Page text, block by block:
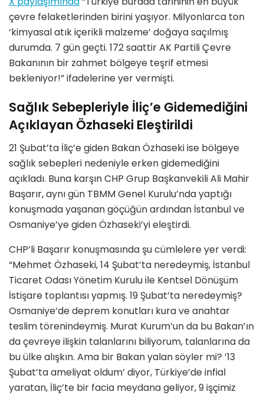
çevre felaketlerinden birini yaşıyor. Milyonlarca ton
‘kimyasal atık içerikli malzeme’ doğaya saçılmış
durumda. 7 gün geçti. 172 saattir AK Partili Çevre
Bakanının bir zahmet bölgeye teşrif etmesi
bekleniyor!” ifadelerine yer vermişti.
Sağlık Sebepleriyle İliç’e Gidemediğini
Açıklayan Özhaseki Eleştirildi
21 Şubat’ta İliç’e giden Bakan Özhaseki ise bölgeye
sağlık sebepleri nedeniyle erken gidemediğini
açıkladı. Buna karşın CHP Grup Başkanvekili Ali Mahir
Başarır, aynı gün TBMM Genel Kurulu’nda yaptığı
konuşmada yaşanan göçüğün ardından İstanbul ve
Osmaniye’ye giden Özhaseki’yi eleştirdi.
CHP’li Başarır konuşmasında şu cümlelere yer verdi:
“Mehmet Özhaseki, 14 Şubat’ta neredeymiş, İstanbul
Ticaret Odası Yönetim Kurulu ile Kentsel Dönüşüm
İstişare toplantısı yapmış. 19 Şubat’ta neredeymiş?
Osmaniye’de deprem konutları kura ve anahtar
teslim törenindeymiş. Murat Kurum’un da bu Bakan’ın
da çevreye ilişkin talanlarını biliyorum, talanlarına da
bu ülke alışkın. Ama bir Bakan yalan söyler mi? ’13
Şubat’ta ameliyat oldum’ diyor, Türkiye’de infial
yaratan, İliç’te bir facia meydana geliyor, 9 işçimiz